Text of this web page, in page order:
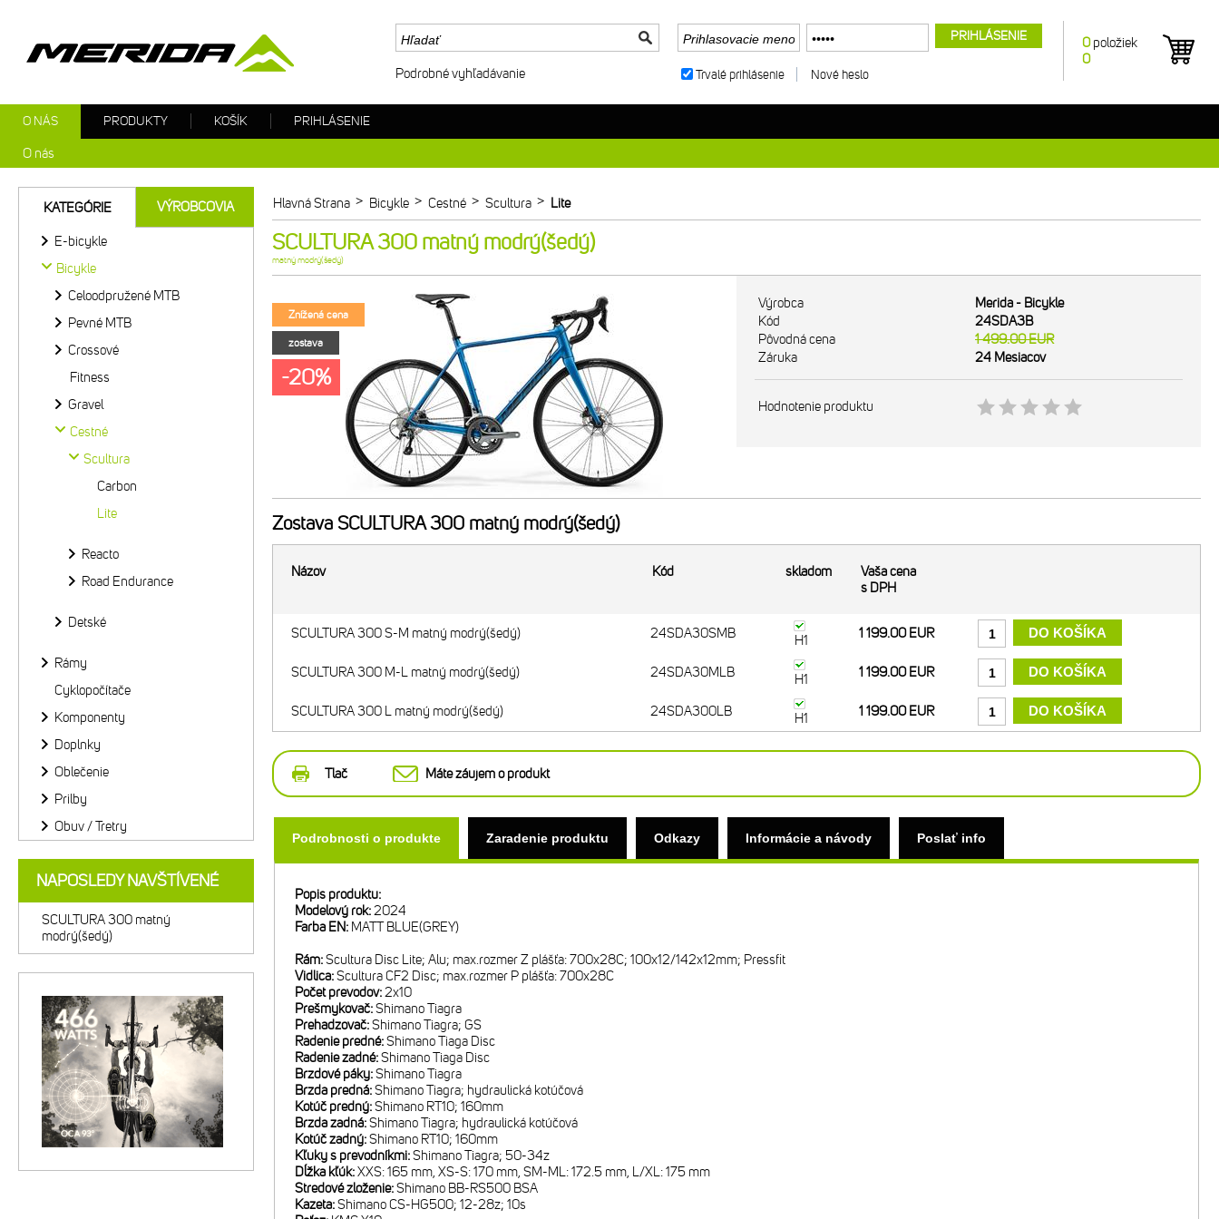
Hlavná Strana > Bicykle > Cestné > Scultura > Lite
SCULTURA 300 matný modrý(šedý)
matný modrý(šedý)
Znížená cena
zostava
-20%
Výrobca
Merida - Bicykle
Kód
24SDA3B
Pôvodná cena
1 499.00EUR
Záruka
24 Mesiacov
Hodnotenie produktu
Zostava SCULTURA 300 matný modrý(šedý)
Názov Kód skladom
Vaša cena
s DPH
SCULTURA 300 S-M matný modrý(šedý) 24SDA30SMB H1 1 199.00 EUR
SCULTURA 300 M-L matný modrý(šedý) 24SDA30MLB H1 1 199.00 EUR
SCULTURA 300 L matný modrý(šedý) 24SDA300LB H1 1 199.00 EUR
Tlač Máte záujem o produkt
Podrobnosti o produkte Zaradenie produktu Odkazy Informácie a návody Poslať info
Popis produktu:
Modelový rok:2024
Farba EN: MATT BLUE(GREY)
Rám:Scultura Disc Lite; Alu; max.rozmer Z plášťa: 700x28C; 100x12/142x12mm; Pressfit
Vidlica:Scultura CF2 Disc; max.rozmer P plášťa: 700x28C
Počet prevodov:2x10
Prešmykovač:Shimano Tiagra
Prehadzovač:Shimano Tiagra; GS
Radenie predné:Shimano Tiaga Disc
Radenie zadné:Shimano Tiaga Disc
Brzdové páky:Shimano Tiagra
Brzda predná:Shimano Tiagra; hydraulická kotúčová
Kotúč predný:Shimano RT10; 160mm
Brzda zadná:Shimano Tiagra; hydraulická kotúčová
Kotúč zadný:Shimano RT10; 160mm
Kľuky s prevodníkmi:Shimano Tiagra; 50-34z
Dĺžka kľúk:XXS: 165 mm, XS-S: 170 mm, SM-ML: 172.5 mm, L/XL: 175 mm
Stredové zloženie:Shimano BB-RS500 BSA
Kazeta:Shimano CS-HG500; 12-28z; 10s
KATEGÓRIE VÝROBCOVIA
E-bicykle
Bicykle
Celoodpružené MTB
Pevné MTB
Crossové
Fitness
Gravel
Cestné
Scultura
Carbon
Lite
Reacto
Road Endurance
Detské
Rámy
Cyklopočítače
Komponenty
Doplnky
Oblečenie
Prilby
Obuv / Tretry
NAPOSLEDY NAVŠTÍVENÉ
SCULTURA 300 matný
modrý(šedý)
Podrobné vyhľadávanie
O NÁS
O nás
PRODUKTY KOŠÍK PRIHLÁSENIE
0 položiek
0
PRIHLÁSENIE
Trvalé prihlásenie Nové heslo